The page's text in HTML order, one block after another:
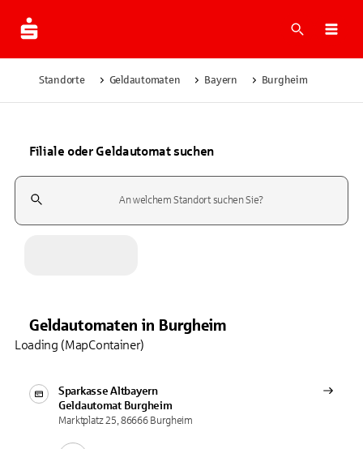
Suche
Standorte Geldautomaten Bayern Burgheim
Filiale oder Geldautomat suchen
Suchfeld
Geldautomaten in Burgheim
Sparkasse Altbayern
Geldautomat Burgheim
Marktplatz 25, 86666 Burgheim
Loading (MapContainer)